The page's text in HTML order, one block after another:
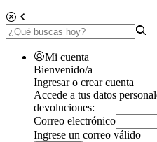
Mi cuenta
Bienvenido/a
Ingresar o crear cuenta
Accede a tus datos
devoluciones:
Correo electrónico
Ingrese un correo válido